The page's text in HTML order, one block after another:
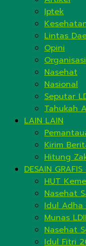
Iptek
Lintas
Opini
Organisasi
Nasehat
Nasional
Seputar
Tahukah
LAIN LAIN
Kirim
Hitung
DESAIN
HUT
Nasehat
Idul
Munas
Nasehat
Idul Fitri